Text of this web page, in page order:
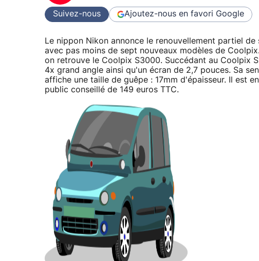
Suivez-nous Ajoutez-nous en favori Google
Le nippon Nikon annonce le renouvellement partiel
avec pas moins de sept nouveaux modèles de
on retrouve le Coolpix S3000. Succédant au Coolpix
4x grand angle ainsi qu'un écran de 2,7 pouces. Sa
affiche une taille de guêpe : 17mm d'épaisseur. Il est
public conseillé de 149 euros TTC.